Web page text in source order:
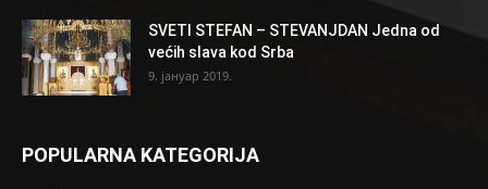
SVETI STEFAN – STEVANJDAN Jedna od
većih slava kod Srba
9. јануар 2019.
POPULARNA KATEGORIJA